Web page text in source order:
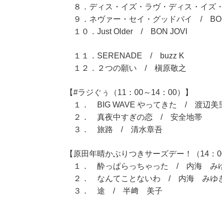
８．ディス・イズ・ラヴ・ディス・イ
９．ネヴァー・セイ・グッドバイ /
１０．Just Older / BON JOVI
１１．SERENADE / buzz K
１２．２つの願い / 槇原敬之
【#ラジぐぅ（11：00～14：00）】
１． BIG WAVE やってきた / 渡辺美
２． 真夜中すぎの恋 / 安全地帯
３． 旅路 / 清水章吾
【原田年晴かぶりつきサーズデー！（14：
１． 酔っぱらっちゃった / 内海 み
２． なんてことないわ / 内海 みゆ
３． 途 / 半﨑 美子